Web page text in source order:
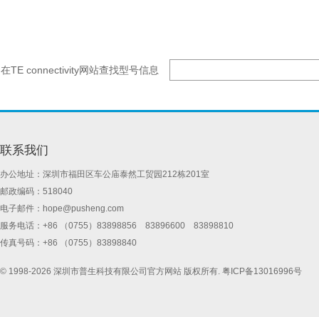
在TE connectivity网站查找型号信息
联系我们
办公地址：深圳市福田区车公庙泰然工贸园212栋201室
邮政编码：518040
电子邮件： hope@pusheng.com
服务电话：+86 （0755）83898856 83896600 83898810
传真号码：+86 （0755）83898840
© 1998-2026 深圳市普生科技有限公司官方网站 版权所有. 粤ICP备13016996号